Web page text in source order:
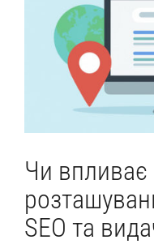
Чи впливає
SEO та